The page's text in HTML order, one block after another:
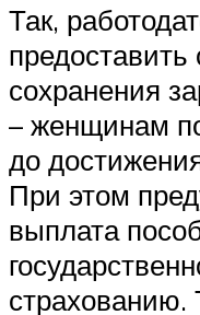
Так,
предоставить
сохранения
– женщинам
до
При этом
выплата
страхованию.